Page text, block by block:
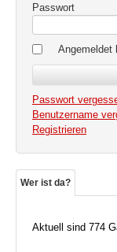
Passwort
Angemeldet
Passwort
Benutzername
Registrieren
Wer ist da?
Aktuell sind 774